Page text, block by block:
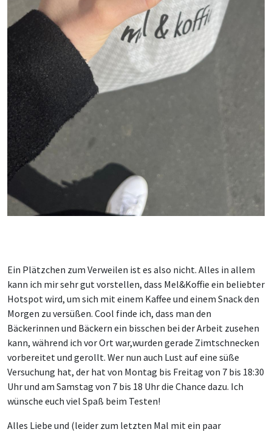
Ein Plätzchen zum Verweilen ist es also nicht. Alles in allem
kann ich mir sehr gut vorstellen, dass Mel&Koffie ein beliebter
Hotspot wird, um sich mit einem Kaffee und einem Snack den
Morgen zu versüßen. Cool finde ich, dass man den
Bäckerinnen und Bäckern ein bisschen bei der Arbeit zusehen
kann, während ich vor Ort war,wurden gerade Zimtschnecken
vorbereitet und gerollt. Wer nun auch Lust auf eine süße
Versuchung hat, der hat von Montag bis Freitag von 7 bis 18:30
Uhr und am Samstag von 7 bis 18 Uhr die Chance dazu. Ich
wünsche euch viel Spaß beim Testen!
Alles Liebe und (leider zum letzten Mal mit ein paar